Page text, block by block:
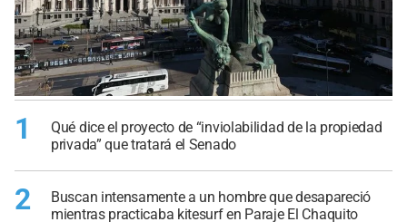
1
Qué dice el proyecto de “inviolabilidad de la propiedad
privada” que tratará el Senado
2
Buscan intensamente a un hombre que desapareció
mientras practicaba kitesurf en Paraje El Chaquito